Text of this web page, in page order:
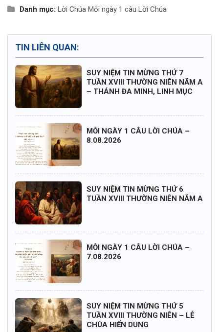
Danh mục: Lời Chúa Mỗi ngày 1 câu Lời Chúa
TIN LIÊN QUAN:
SUY NIỆM TIN MỪNG THỨ 7
TUẦN XVIII THƯỜNG NIÊN NĂM A
– THÁNH ĐA MINH, LINH MỤC
MỖI NGÀY 1 CÂU LỜI CHÚA –
8.08.2026
SUY NIỆM TIN MỪNG THỨ 6
TUẦN XVIII THƯỜNG NIÊN NĂM A
MỖI NGÀY 1 CÂU LỜI CHÚA –
7.08.2026
SUY NIỆM TIN MỪNG THỨ 5
TUẦN XVIII THƯỜNG NIÊN – LỄ
CHÚA HIỂN DUNG